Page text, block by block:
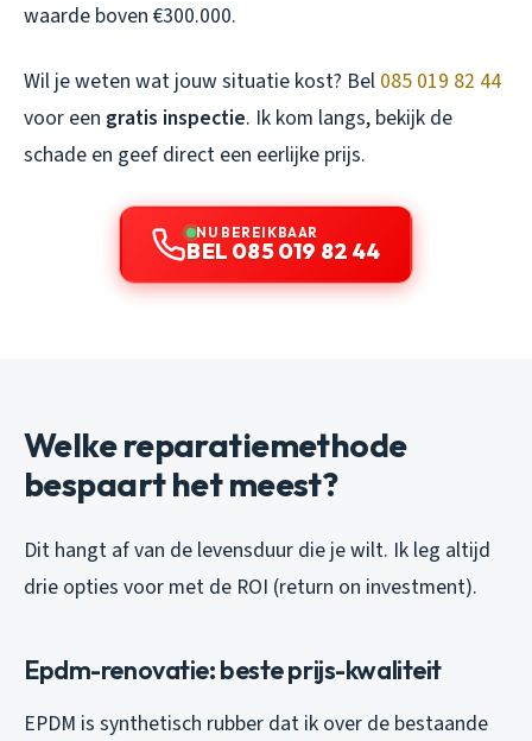
waarde boven €300.000.
Wil je weten wat jouw situatie kost? Bel 085 019 82 44
voor een gratis inspectie. Ik kom langs, bekijk de
schade en geef direct een eerlijke prijs.
NU BEREIKBAAR
BEL 085 019 82 44
Welke reparatiemethode
bespaart het meest?
Dit hangt af van de levensduur die je wilt. Ik leg altijd
drie opties voor met de ROI (return on investment).
Epdm-renovatie: beste prijs-kwaliteit
EPDM is synthetisch rubber dat ik over de bestaande